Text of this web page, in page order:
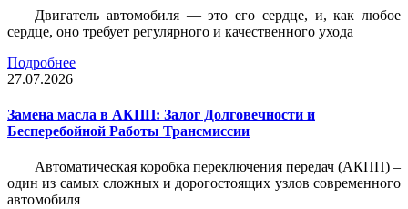
Двигатель автомобиля — это его сердце, и, как любое
сердце, оно требует регулярного и качественного ухода
Подробнее
27.07.2026
Замена масла в АКПП: Залог Долговечности и
Бесперебойной Работы Трансмиссии
Автоматическая коробка переключения передач (АКПП) –
один из самых сложных и дорогостоящих узлов современного
автомобиля